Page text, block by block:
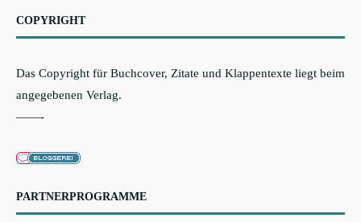
COPYRIGHT
Das Copyright für Buchcover, Zitate und Klappentexte liegt beim
angegebenen Verlag.
——-
PARTNERPROGRAMME